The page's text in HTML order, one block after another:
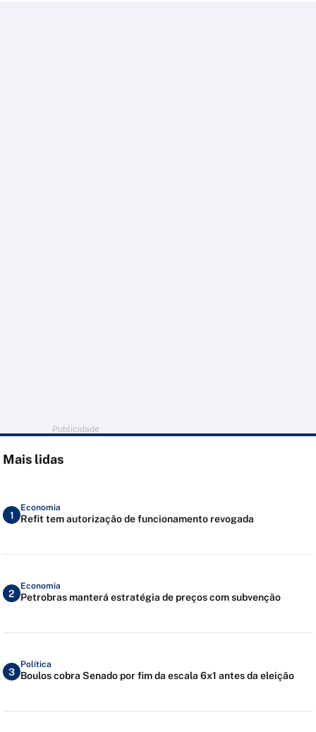
Publicidade
Mais lidas
1
Economia
Refit tem autorização de funcionamento revogada
2
Economia
Petrobras manterá estratégia de preços com subvenção
3
Política
Boulos cobra Senado por fim da escala 6x1 antes da eleição